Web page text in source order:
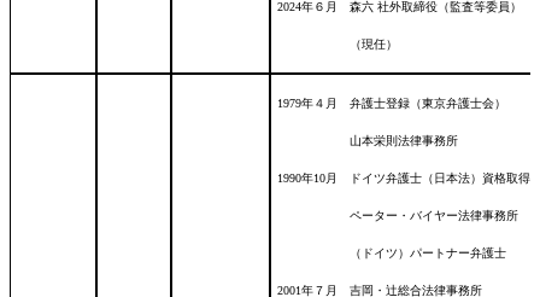
2024年６月 森六 社外取締役（監査等委員）
（現任）
1979年４月 弁護士登録（東京弁護士会
山本栄則法律事務所
1990年10月 ドイツ弁護士（日本法）資格取得
ペーター・バイヤー法律事務所
（ドイツ）パートナー弁護士
2001年７月 吉岡・辻総合法律事務所